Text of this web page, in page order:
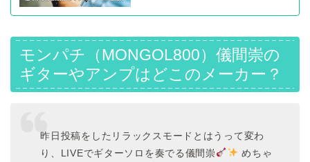
モンパチ（MONGOL800）儀間崇の
ギターやアンプはどこのメーカー？
昨日投稿をしたリラックスモードとはうって変わ
り、LIVEでギターソロを奏でる儀間崇
めちゃ